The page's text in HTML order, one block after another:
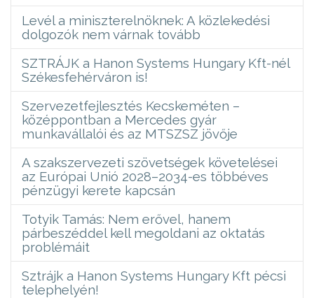
Levél a miniszterelnöknek: A közlekedési
dolgozók nem várnak tovább
SZTRÁJK a Hanon Systems Hungary Kft-nél
Székesfehérváron is!
Szervezetfejlesztés Kecskeméten –
középpontban a Mercedes gyár
munkavállalói és az MTSZSZ jövője
A szakszervezeti szövetségek követelései
az Európai Unió 2028–2034-es többéves
pénzügyi kerete kapcsán
Totyik Tamás: Nem erővel, hanem
párbeszéddel kell megoldani az oktatás
problémáit
Sztrájk a Hanon Systems Hungary Kft pécsi
telephelyén!